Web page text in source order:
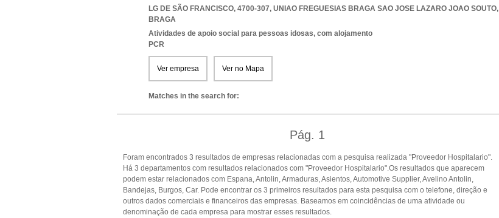
LG DE SÃO FRANCISCO, 4700-307, UNIAO FREGUESIAS BRAGA SAO JOSE LAZARO JOAO SOUTO,
BRAGA
Atividades de apoio social para pessoas idosas, com alojamento
PCR
Ver empresa Ver no Mapa
Matches in the search for:
Pág. 1
Foram encontrados 3 resultados de empresas relacionadas com a pesquisa realizada "Proveedor Hospitalario".
Há 3 departamentos com resultados relacionados com "Proveedor Hospitalario".Os resultados que aparecem
podem estar relacionados com Espana, Antolin, Armaduras, Asientos, Automotive Supplier, Avelino Antolin,
Bandejas, Burgos, Car. Pode encontrar os 3 primeiros resultados para esta pesquisa com o telefone, direção e
outros dados comerciais e financeiros das empresas. Baseamos em coincidências de uma atividade ou
denominação de cada empresa para mostrar esses resultados.